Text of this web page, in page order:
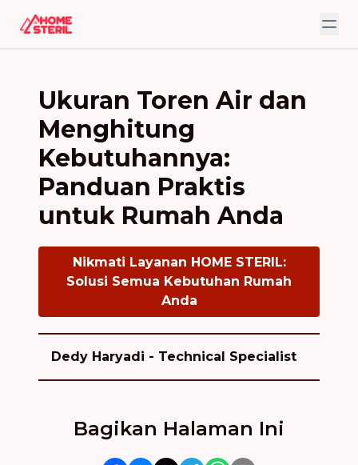
Ukuran Toren Air dan
Menghitung
Kebutuhannya:
Panduan Praktis
untuk Rumah Anda
Nikmati Layanan HOME STERIL:
Solusi Semua Kebutuhan Rumah
Anda
Dedy Haryadi - Technical Specialist
Bagikan Halaman Ini